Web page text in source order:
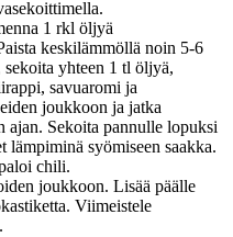
1 rkl öljyä
keskilämmöllä noin 5-6
yhteen 1 tl öljyä,
savuaromi ja
joukkoon ja jatka
ajan. Sekoita pannulle lopuksi
syömiseen saakka.
chili.
joukkoon. Lisää päälle
Viimeistele